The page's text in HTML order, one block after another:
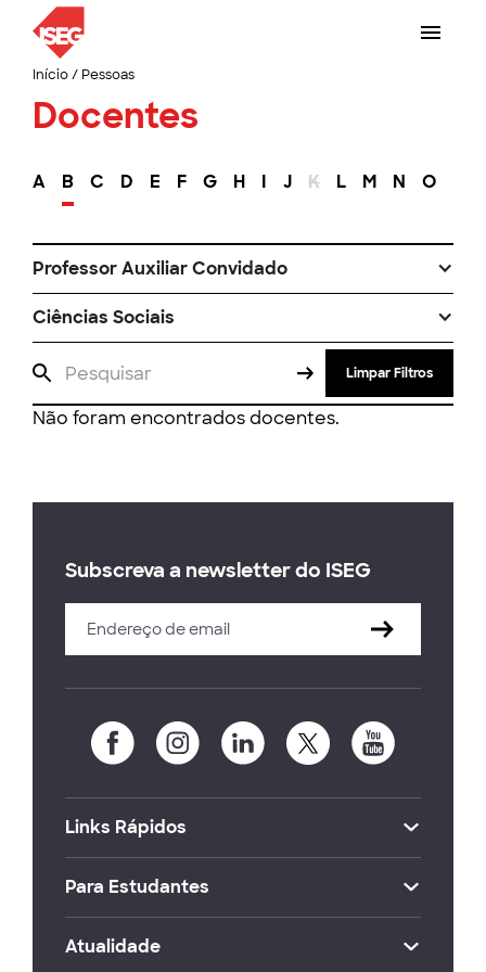
Início/ Pessoas
Docentes
A B C D E F G H I J K L M N O
Professor Auxiliar Convidado
Ciências Sociais
Limpar Filtros
Não foram encontrados docentes.
Subscreva a newsletter do ISEG
Links Rápidos
Para Estudantes
Atualidade